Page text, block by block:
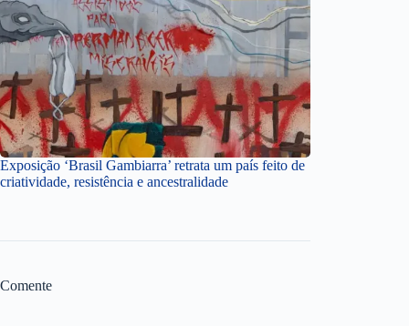
Exposição ‘Brasil Gambiarra’ retrata um país feito de
criatividade, resistência e ancestralidade
Comente